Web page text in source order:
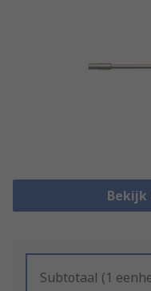
Bekijk
Subtotaal (1